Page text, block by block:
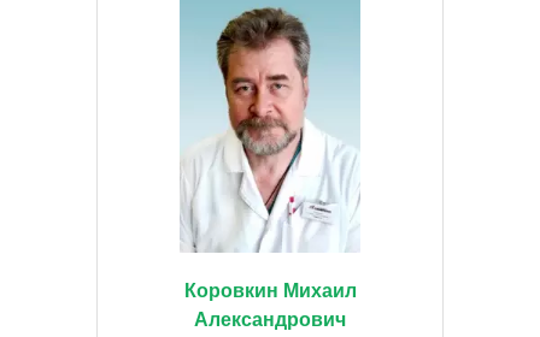
Коровкин Михаил
Александрович